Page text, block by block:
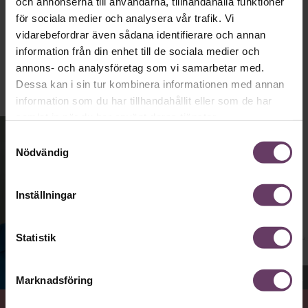
för sociala medier och analysera vår trafik. Vi
vidarebefordrar även sådana identifierare och annan
information från din enhet till de sociala medier och
annons- och analysföretag som vi samarbetar med.
Dessa kan i sin tur kombinera informationen med annan
information som du har tillhandahållit eller som de har
Nödvändig
Inställningar
Statistik
Marknadsföring
Ledarskap
Text:Fredrik Kullberg
Publicerad2026-08-03
Jenny Madestam, docent i statsvetenskap.